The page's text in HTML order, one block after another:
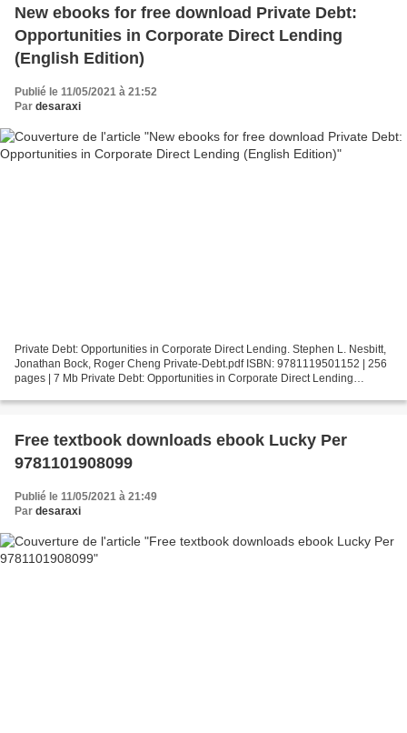
New ebooks for free download Private Debt:
Opportunities in Corporate Direct Lending
(English Edition)
Publié le 11/05/2021 à 21:52
Par desaraxi
Private Debt: Opportunities in Corporate Direct Lending. Stephen L. Nesbitt,
Jonathan Bock, Roger Cheng Private-Debt.pdf ISBN: 9781119501152 | 256
pages | 7 Mb Private Debt: Opportunities in Corporate Direct Lending
Free textbook downloads ebook Lucky Per
9781101908099
Publié le 11/05/2021 à 21:49
Par desaraxi